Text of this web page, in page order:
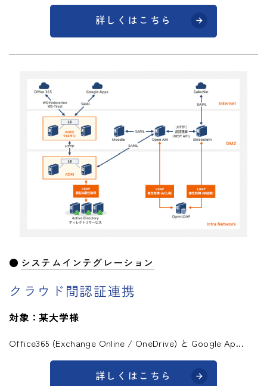
詳しくはこちら
システムインテグレーション
クラウド間認証連携
対象：某大学様
Office365 (Exchange Online / OneDrive) と Google Ap...
詳しくはこちら